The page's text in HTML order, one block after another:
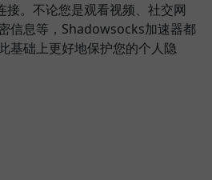
接。不论您是观看视频、社交网
信息等，Shadowsocks加速器都
基础上更好地保护您的个人隐